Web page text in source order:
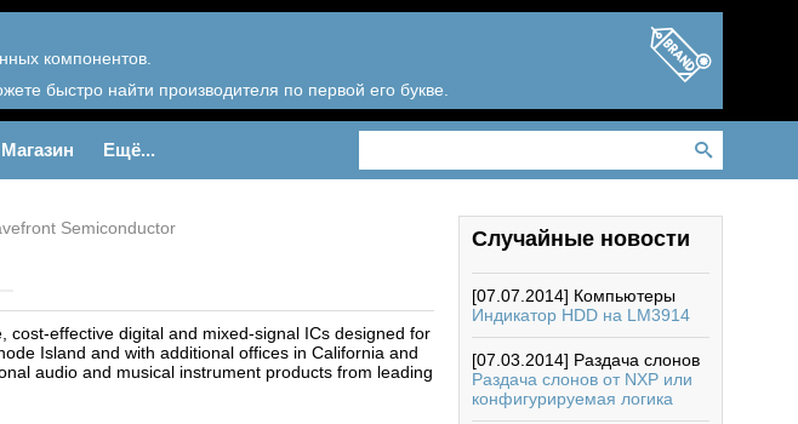
компонентов.
быстро найти производителя по первой его букве.
Магазин Ещё...
Semiconductor
effective digital and mixed-signal ICs designed for
Island and with additional offices in California and
audio and musical instrument products from leading
Случайные новости
[07.07.2014] Компьютеры
Индикатор HDD на LM3914
[07.03.2014] Раздача слонов
Раздача слонов от NXP или
конфигурируемая логика